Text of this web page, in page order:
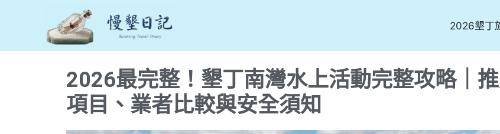
2026墾丁
2026最完整！墾丁南灣水上活動完整攻略｜
項目、業者比較與安全須知